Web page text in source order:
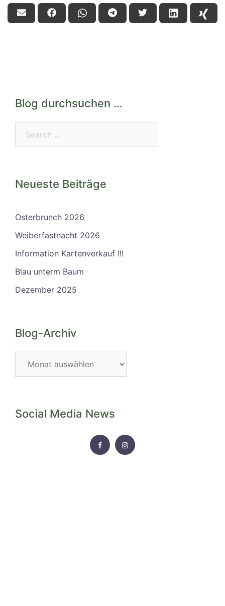
Blog durchsuchen …
Neueste Beiträge
Osterbrunch 2026
Weiberfastnacht 2026
Information Kartenverkauf !!!
Blau unterm Baum
Dezember 2025
Blog-Archiv
Social Media News
FACEBOOKINSTAGRAM